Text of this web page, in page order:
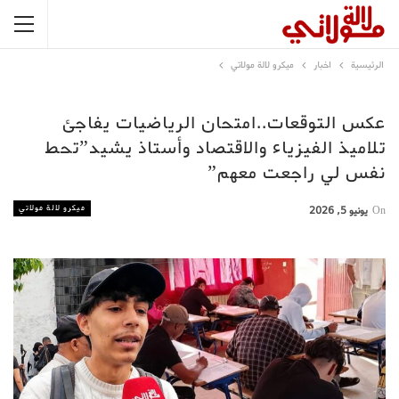
الرئيسية اخبار ميكرو لالة مولاتي
عكس التوقعات..امتحان الرياضيات يفاجئ
تلاميذ الفيزياء والاقتصاد وأستاذ يشيد”تحط
نفس لي راجعت معهم”
ميكرو لالة مولاتي On يونيو 5, 2026